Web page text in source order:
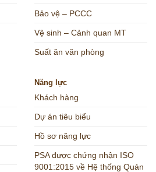
Bảo vệ – PCCC
Vệ sinh – Cảnh quan MT
Suất ăn văn phòng
Năng lực
Khách hàng
Dự án tiêu biểu
Hồ sơ năng lực
PSA được chứng nhận ISO
9001:2015 về Hệ thống Quản